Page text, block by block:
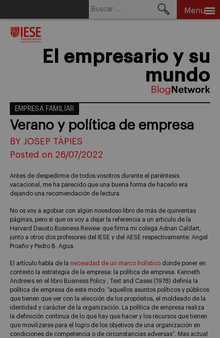
Menu
El empresario y su
mundo
EMPRESA FAMILIAR
Verano y política de empresa
BY JOSEP TÀPIES
Posted on 26/07/2022
Antes de despedirme de todos vosotros durante el paréntesis
vacacional, me ha parecido que una buena forma de hacerlo era
dejando una recomendación de lectura.
No os voy a agobiar con algún novedoso libro de más de quinientas
páginas, pero sí que os voy a dejar la referencia a un articulo de la
Harvard Deusto Business Review que firma mi colega Adrian Caldart,
junto a otros dos profesores del IESE y del AESE respectivamente: Angel
Proaño y Pedro B. Agua.
El artículo habla de la necesidad de un marco holístico donde poner en
contexto la estrategia de la empresa: la política de empresa. Kenneth
Andrews en el libro Business Policy , Text and Cases (1978) definía la
política de empresa de este modo: “aquellos asuntos políticos y públicos
que tienen que ver con la elección de los propósitos, el moldeado de la
identidad y carácter de la organización. La política de empresa realiza
la definición continua de lo que hay que hacer y los recursos que tienen
que movilizarse para el logro de los objetivos de una organización en
condiciones de competencia o de circunstancias adversas”. Mas actual